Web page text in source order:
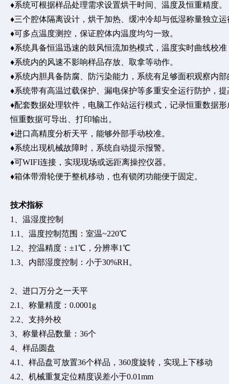
♦系统可根据样品处理需求设置烘干时间、温度及恒重精度。
♦三个腔体隔离设计，烘干加热、缓冲冷却与低湿称量独立
♦可多点温度测控，保证腔体内温度均匀一致。
♦系统具备恒温迅速的鼓风恒流加热模式，温度实时曲线校
♦系统内的风速不影响样品存放、取拿等动作。
♦系统内胆具备防腐、防污染能力，系统有足够面积观察内
♦系统带有高温过载保护、漏电保护等多重安全运行防护，
♦配套数据处理软件，电脑工作站运行模式，记录恒重数据
恒重数据可导出、打印输出。
♦进口高精度分析天平，能够外部手动校准。
♦系统出现机械故障时，系统自动提示报警。
♦可WIFI连接，实现现场或远距离操控仪器。
♦箱体带滑轮便于整机移动，也有锁闭功能便于固定。
技术指标
1、温湿度控制
1.1、温度控制范围：室温~220℃
1.2、控温精度：±1℃，分辨率1℃
1.3、内部湿度控制：小于30%RH。
2、进口万分之一天平
2.1、称量精度：0.0001g
2.2、支持外校
3、称量样品数量：36个
4、样品圆盘
4.1、样品盘可放置36个样品，360度旋转，实现上下移动
4.2、机械重复定位精度误差小于0.01mm